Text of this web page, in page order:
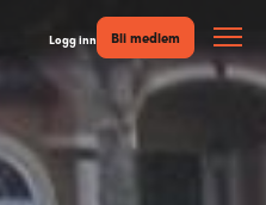
Logg inn Bli medlem